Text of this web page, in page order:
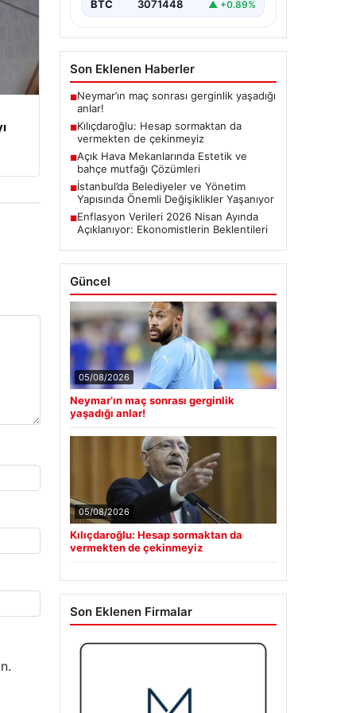
BTC 3071448 ▲ +0.89%
Son Eklenen Haberler
■Neymar’ın maç sonrası gerginlik yaşadığı
anlar!
■Kılıçdaroğlu: Hesap sormaktan da
vermekten de çekinmeyiz
■Açık Hava Mekanlarında Estetik ve
bahçe mutfağı Çözümleri
■İstanbul’da Belediyeler ve Yönetim
Yapısında Önemli Değişiklikler Yaşanıyor
■Enflasyon Verileri 2026 Nisan Ayında
Açıklanıyor: Ekonomistlerin Beklentileri
Güncel
05/08/2026
Neymar’ın maç sonrası gerginlik
yaşadığı anlar!
05/08/2026
Kılıçdaroğlu: Hesap sormaktan da
vermekten de çekinmeyiz
Son Eklenen Firmalar